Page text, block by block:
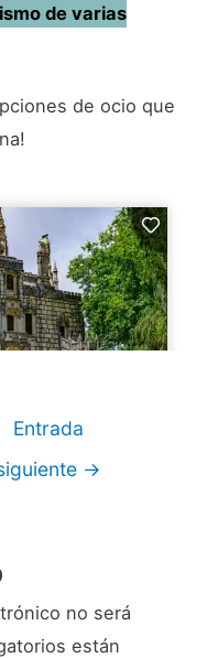
de varias
de ocio que
Entrada
→
no será
están